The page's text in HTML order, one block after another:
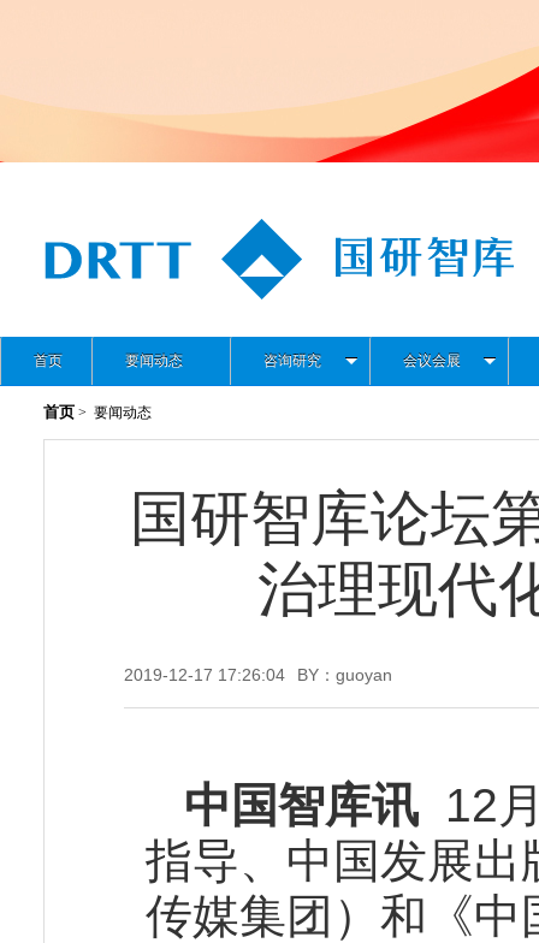
首页 要闻动态 咨询研究 会议会展
首页 > 要闻动态
国研智库论坛
治理现代
2019-12-17 17:26:04 BY：guoyan
中国智库讯 12
指导、中国发展
传媒集团）和《